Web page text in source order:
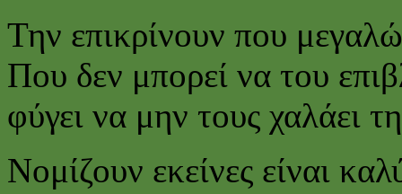
Την επικρίνουν που
Που δεν μπορεί να του
φύγει να μην τους χαλάει
Νομίζουν εκείνες είναι